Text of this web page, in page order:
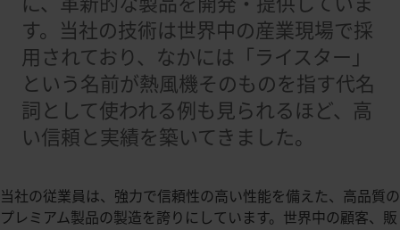
す。当社の技術は世界中の産業現場で採
用されており、なかには「ライスター」
という名前が熱風機そのものを指す代名
詞として使われる例も見られるほど、高
い信頼と実績を築いてきました。
当社の従業員は、強力で信頼性の高い性能を備えた、高品質の
プレミアム製品の製造を誇りにしています。世界中の顧客、販